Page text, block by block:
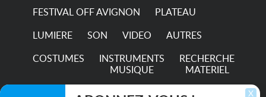
FESTIVAL OFF AVIGNON PLATEAU
LUMIERE SON VIDEO AUTRES
COSTUMES
INSTRUMENTS
MUSIQUE
RECHERCHE
MATERIEL
TRANSPORTS X